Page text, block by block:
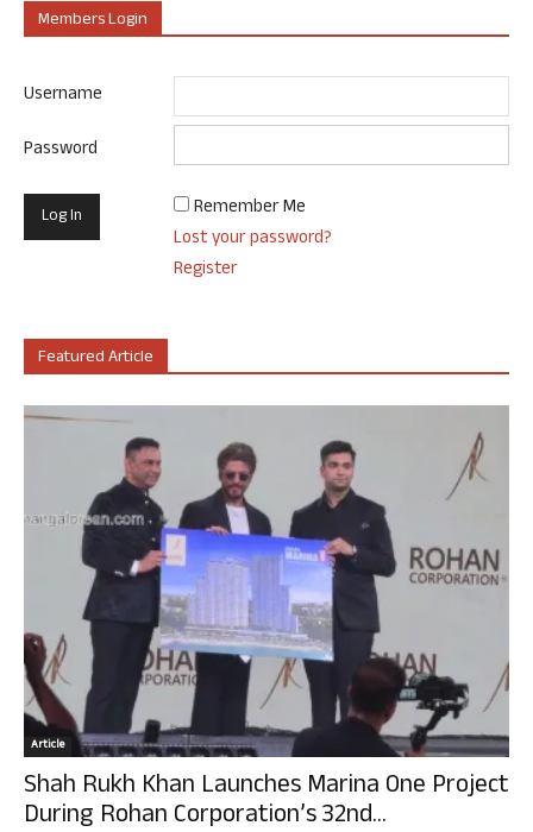
Members Login
Username
Password
Remember Me
Lost your password?
Register
Featured Article
Article
Shah Rukh Khan Launches Marina One Project
During Rohan Corporation’s 32nd...